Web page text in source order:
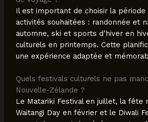
Il est important de choisir la
activités souhaitées : randonnée et
automne, ski et sports d’hiver en
culturels en printemps. Cette
une expérience adaptée et
Quels festivals culturels ne pas
Nouvelle-Zélande ?
Le Matariki Festival en juillet, la fête
Waitangi Day en février et le Diwali